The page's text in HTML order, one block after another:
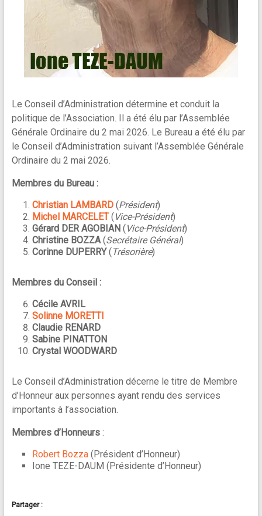
Le Conseil d’Administration détermine et conduit la
politique de l’Association. Il a été élu par l’Assemblée
Générale Ordinaire du 2 mai 2026. Le Bureau a été élu par
le Conseil d’Administration suivant l’Assemblée Générale
Ordinaire du 2 mai 2026.
Membres du Bureau :
Christian LAMBARD(Président)
Michel MARCELET ( Vice-Président)
Gérard DER AGOBIAN ( Vice-Président)
Christine BOZZA(Secrétaire Général)
Corinne DUPERRY( Trésorière)
Membres du Conseil :
Cécile AVRIL
Solinne MORETTI
Claudie RENARD
Sabine PINATTON
Crystal WOODWARD
Le Conseil d’Administration décerne le titre de Membre
d’Honneur aux personnes ayant rendu des services
importants à l’association.
Membres d’Honneurs:
Robert Bozza(Président d’Honneur)
Ione TEZE-DAUM (Présidente d’Honneur)
Partager :